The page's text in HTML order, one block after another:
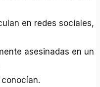
en redes sociales,
asesinadas en un